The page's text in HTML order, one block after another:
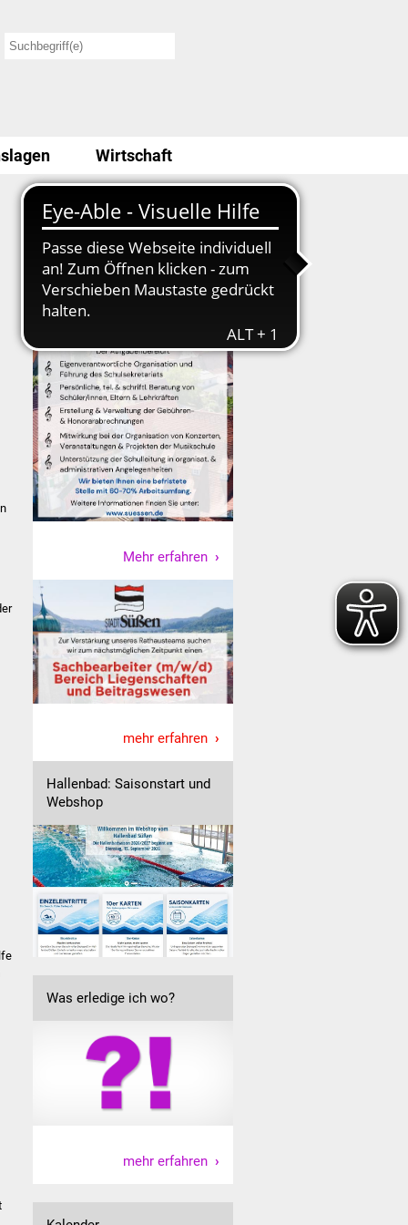
Wirtschaft
Stellenausschreibung
Mehr erfahren
mehr erfahren
Hallenbad: Saisonstart und
Webshop
Was erledige ich wo?
mehr erfahren